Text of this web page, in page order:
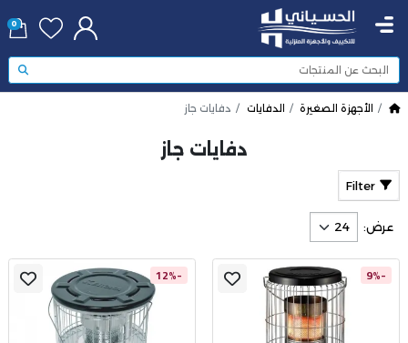
0
الأجهزة الصغيرة الدفايات دفايات جاز
دفايات جاز
Filter
عرض:
-9%
-12%